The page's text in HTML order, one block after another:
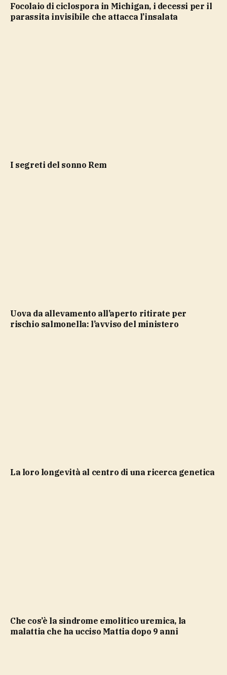
Focolaio di ciclospora in Michigan, i decessi per il
parassita invisibile che attacca l’insalata
i segreti del sonno Rem
Uova da allevamento all’aperto ritirate per
rischio salmonella: l’avviso del ministero
la loro longevità al centro di una ricerca genetica
Che cos’è la sindrome emolitico uremica, la
malattia che ha ucciso Mattia dopo 9 anni